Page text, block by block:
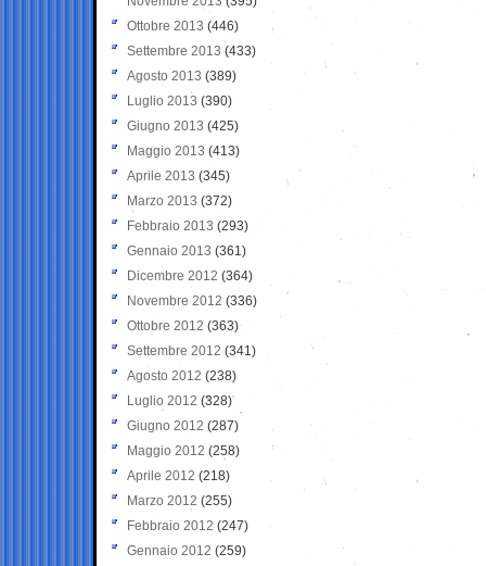
Ottobre 2013 (446)
Settembre 2013 (433)
Agosto 2013 (389)
Luglio 2013 (390)
Giugno 2013 (425)
Maggio 2013 (413)
Aprile 2013 (345)
Marzo 2013 (372)
Febbraio 2013 (293)
Gennaio 2013 (361)
Dicembre 2012 (364)
Novembre 2012 (336)
Ottobre 2012 (363)
Settembre 2012 (341)
Agosto 2012 (238)
Luglio 2012 (328)
Giugno 2012 (287)
Maggio 2012 (258)
Aprile 2012 (218)
Marzo 2012 (255)
Febbraio 2012 (247)
Gennaio 2012 (259)